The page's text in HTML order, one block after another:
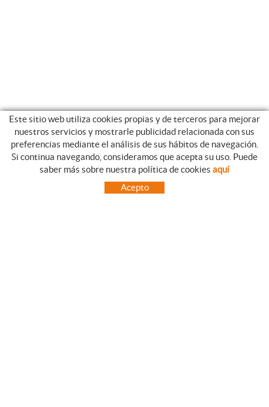
GUIA DE COMPRA
COMO REALIZAR SUS PEDIDOS
PREGUNTAS FRECUENTES
Este sitio web utiliza cookies propias y de terceros para mejorar
nuestros servicios y mostrarle publicidad relacionada con sus
preferencias mediante el análisis de sus hábitos de navegación.
Si continua navegando, consideramos que acepta su uso. Puede
saber más sobre nuestra política de cookies aquí
Acepto